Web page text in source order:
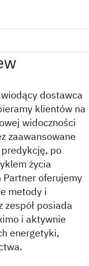
dostawca
klientów na
widoczności
zaawansowane
po
życia
oferujemy
metody i
zespół posiada
i aktywnie
energetyki,